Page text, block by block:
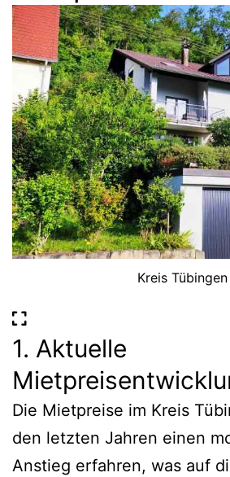
Kreis Tübingen
1. Aktuelle
Die Mietpreise im Kreis
den letzten Jahren einen
Anstieg erfahren, was auf